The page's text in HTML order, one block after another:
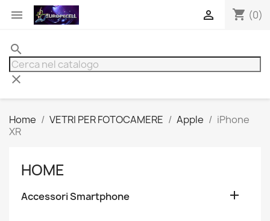
 shopping_cart (0)

search
clear
Home VETRI PER FOTOCAMERE Apple
iPhone
XR
HOME
Accessori Smartphone 